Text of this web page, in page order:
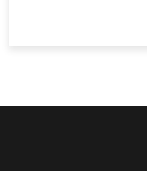
الصيانة التى تكون من أهم